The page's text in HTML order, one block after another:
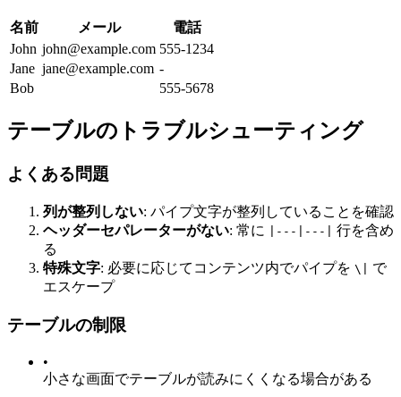
名前 メール
電話
John john@example.com 555-1234
Jane jane@example.com -
Bob
555-5678
テーブルのトラブルシューティング
よくある問題
列が整列しない: パイプ文字が整列していることを確認
ヘッダーセパレーターがない: 常に |---|---|
行を含め
る
特殊文字: 必要に応じてコンテンツ内でパイプを \|
で
エスケープ
テーブルの制限
•
小さな画面でテーブルが読みにくくなる場合がある